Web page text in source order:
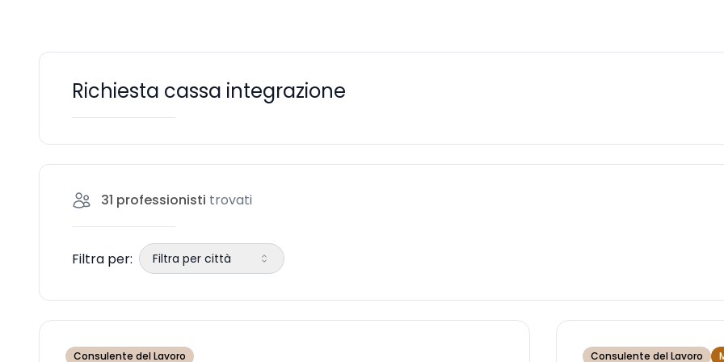
Richiesta cassa integrazione
31 professionisti trovati
Filtra per: Filtra per città
Consulente del Lavoro Consulente del Lavoro